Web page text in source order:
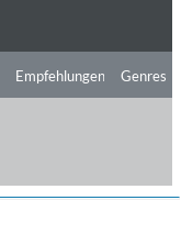
Empfehlungen Genres